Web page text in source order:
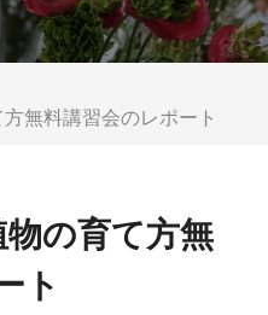
無料講習会のレポート
の育て方無
ト